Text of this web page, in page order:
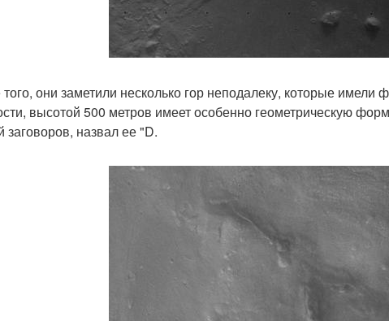
они заметили несколько гор неподалеку, которые
высотой 500 метров имеет особенно геометрическую
заговоров, назвал ее "D.